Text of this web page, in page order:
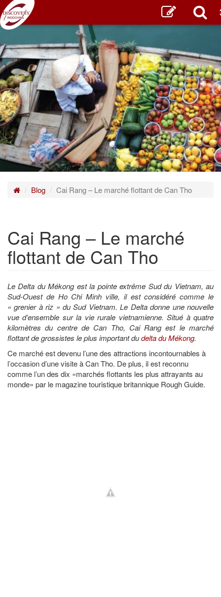
Blog Cai Rang – Le marché flottant de Can Tho
Cai Rang – Le marché
flottant de Can Tho
Le Delta du Mékong est la pointe extrême Sud du Vietnam, au
Sud-Ouest de Ho Chi Minh ville, il est considéré comme le
« grenier à riz » du Sud Vietnam. Le Delta donne une nouvelle
vue d’ensemble sur la vie rurale vietnamienne. Situé à quatre
kilomètres du centre de Can Tho, Cai Rang est le marché
flottant de grossistes le plus important dudelta du Mékong.
Ce marché est devenu l’une des attractions incontournables à
l’occasion d’une visite à Can Tho. De plus, il est reconnu
comme l’un des dix «marchés flottants les plus attrayants au
monde» par le magazine touristique britannique Rough Guide.